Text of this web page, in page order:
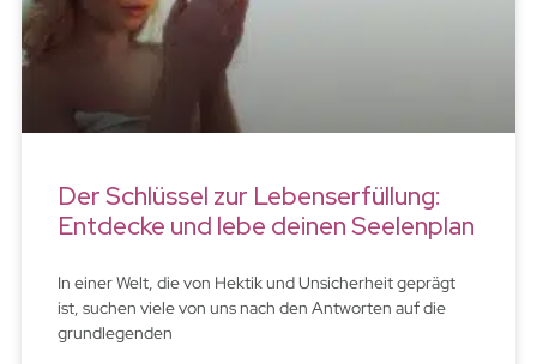
Der Schlüssel zur Lebenserfüllung:
Entdecke und lebe deinen Seelenplan
In einer Welt, die von Hektik und Unsicherheit geprägt
ist, suchen viele von uns nach den Antworten auf die
grundlegenden